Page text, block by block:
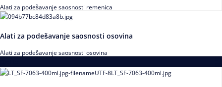
Alati za podešavanje saosnosti remenica
Alati za podešavanje saosnosti osovina
Alati za podešavanje saosnosti osovina